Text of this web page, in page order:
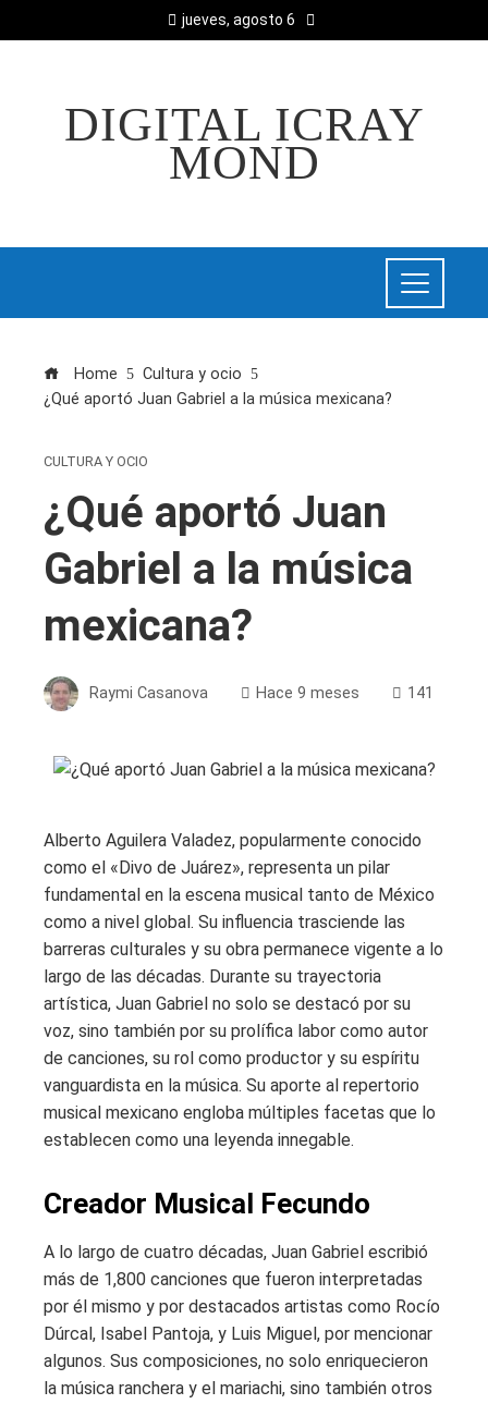
jueves, agosto 6
DIGITAL ICRAY
MOND
Home
Cultura y ocio
¿Qué aportó Juan Gabriel a la música mexicana?
CULTURA Y OCIO
¿Qué aportó Juan
Gabriel a la música
mexicana?
Raymi Casanova Hace 9 meses 141
Alberto Aguilera Valadez, popularmente conocido
como el «Divo de Juárez», representa un pilar
fundamental en la escena musical tanto de México
como a nivel global. Su influencia trasciende las
barreras culturales y su obra permanece vigente a lo
largo de las décadas. Durante su trayectoria
artística, Juan Gabriel no solo se destacó por su
voz, sino también por su prolífica labor como autor
de canciones, su rol como productor y su espíritu
vanguardista en la música. Su aporte al repertorio
musical mexicano engloba múltiples facetas que lo
establecen como una leyenda innegable.
Creador Musical Fecundo
A lo largo de cuatro décadas, Juan Gabriel escribió
más de 1,800 canciones que fueron interpretadas
por él mismo y por destacados artistas como Rocío
Dúrcal, Isabel Pantoja, y Luis Miguel, por mencionar
algunos. Sus composiciones, no solo enriquecieron
la música ranchera y el mariachi, sino también otros